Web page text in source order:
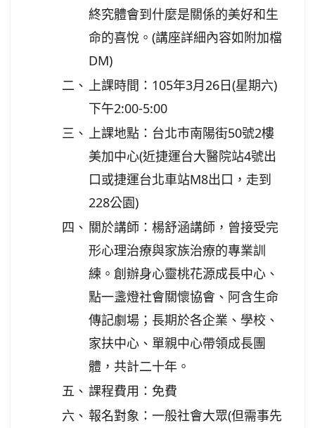
終究體會到什麼是關係的美好和生
命的喜悅。(講座詳細內容如附加檔
DM)
二、 上課時間：105年3月26日(星期六)
下午2:00-5:00
三、 上課地點：台北巿南陽街50號2樓
美加中心(近捷運台大醫院站4號出
口或捷運台北車站M8出口，走到
228公園)
四、 關於講師：楊舒涵講師，曾接受完
形心理治療與家族治療的專業訓
練。創辦身心靈桃花源成長中心、
點一盞燈社會關懷協會、阿含生命
傳記劇場；長期於各企業、學校、
家扶中心、單親中心帶領成長團
體，共計二十年。
五、 課程費用：免費
六、 報名對象：一般社會大眾(但需事先